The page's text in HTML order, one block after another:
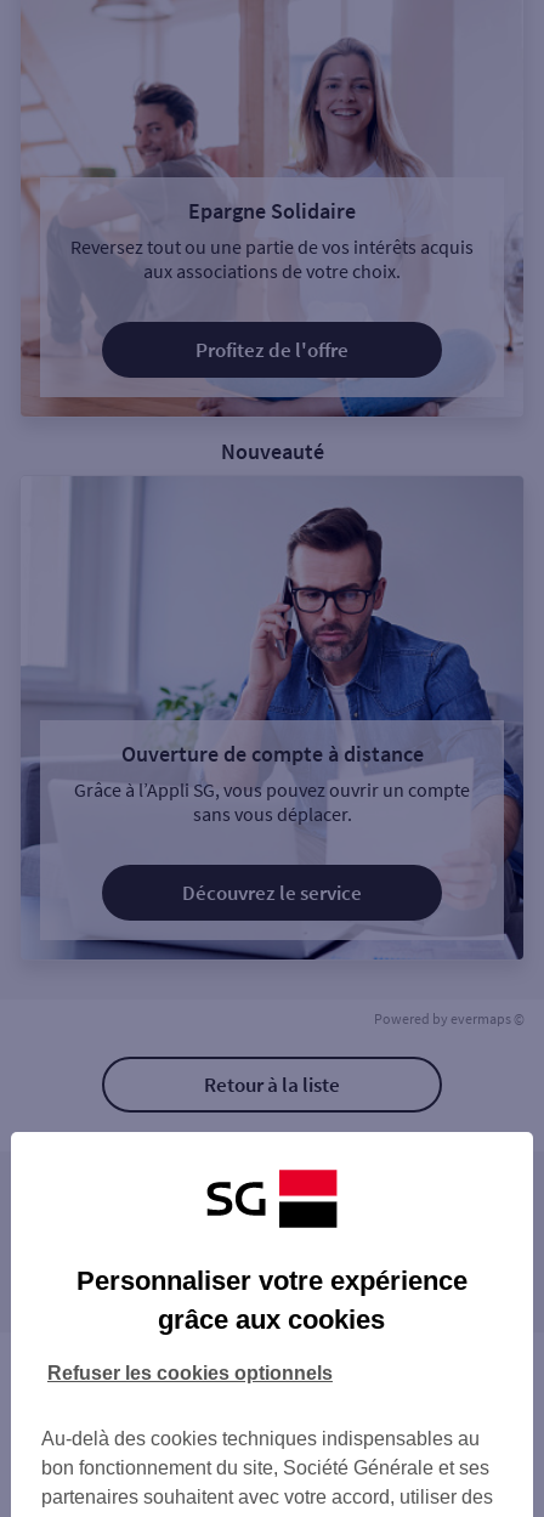
Epargne Solidaire
Reversez tout ou une partie de vos intérêts acquis
aux associations de votre choix.
Profitez de l'offre
Nouveauté
Ouverture de compte à distance
Grâce à l’Appli SG, vous pouvez ouvrir un compte
sans vous déplacer.
Découvrez le service
Powered by evermaps ©
Retour à la liste
Les agences SG ENTREPRISE à proximité
proximité
Vous êtes ici : Accueil
Abbeville
Personnaliser votre expérience
grâce aux cookies
Au-delà des cookies techniques indispensables au
bon fonctionnement du site, Société Générale et ses
partenaires souhaitent avec votre accord, utiliser des
Refuser les cookies optionnels